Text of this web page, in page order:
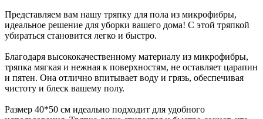
Представляем вам нашу тряпку для пола из микрофибры,
идеальное решение для уборки вашего дома! С этой тряпкой
убираться становится легко и быстро.
Благодаря высококачественному материалу из микрофибры,
тряпка мягкая и нежная к поверхностям, не оставляет царапин
и пятен. Она отлично впитывает воду и грязь, обеспечивая
чистоту и блеск вашему полу.
Размер 40*50 см идеально подходит для удобного